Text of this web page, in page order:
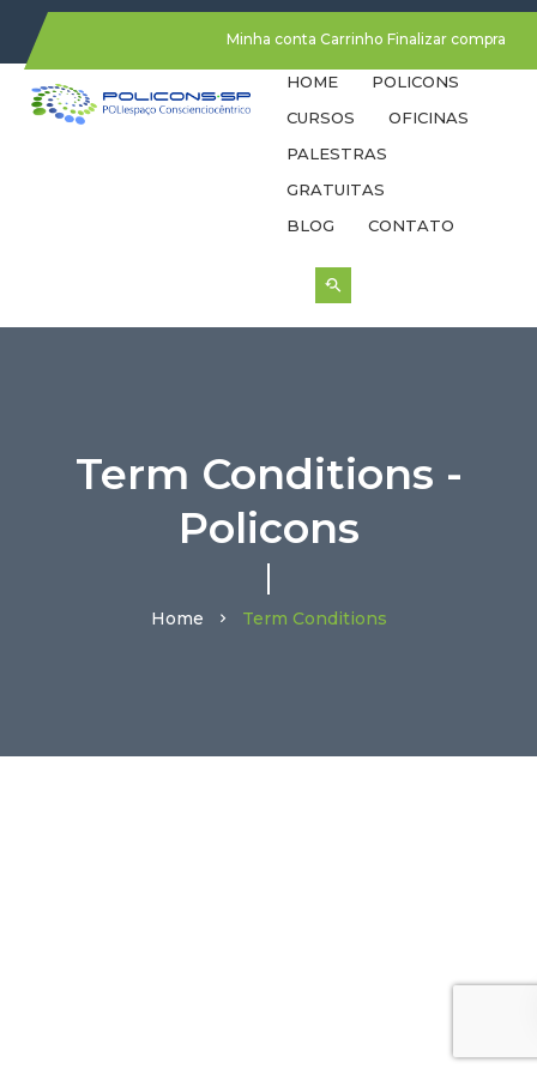
Minha conta Carrinho Finalizar compra
HOME
POLICONS
CURSOS
OFICINAS
PALESTRAS
GRATUITAS
BLOG
CONTATO
Term Conditions -
Policons
Home Term Conditions